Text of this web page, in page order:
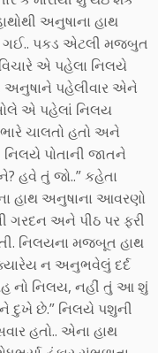
અનુષાના હાથ
ગઈ.. પકડ એટલી મજબુત
એ પહેલા નિલયે
અનુષાને પહેલીવાર એને
એ પહેલાં નિલય
ચાલતો હતો અને
નિલયે પોતાની જાતને
હવે તું જો..” કહેતા
હાથ અનુષાના આવરણો
ગરદન અને પીઠ પર ફરી
નિલયના મજબૂત હાથ
ન અનુભવેલું દર્દ
નો નિલય, નહીં તું આ શું
દુખે છે.” નિલયે પશુની
હતો.. એના હાથ